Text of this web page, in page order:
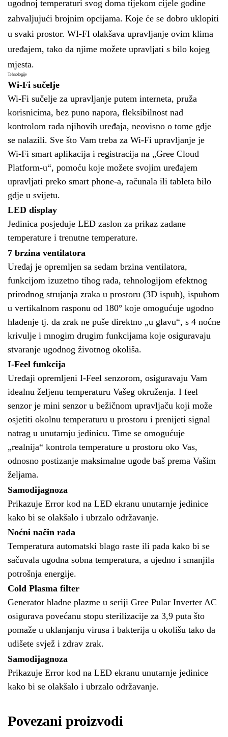
ugodnoj temperaturi svog doma tijekom cijele godine
zahvaljujući brojnim opcijama. Koje će se dobro uklopiti
u svaki prostor. WI-FI olakšava upravljanje ovim klima
uređajem, tako da njime možete upravljati s bilo kojeg
mjesta.
Tehnologije
Wi-Fi sučelje
Wi-Fi sučelje za upravljanje putem interneta, pruža
korisnicima, bez puno napora, fleksibilnost nad
kontrolom rada njihovih uređaja, neovisno o tome gdje
se nalazili. Sve što Vam treba za Wi-Fi upravljanje je
Wi-Fi smart aplikacija i registracija na „Gree Cloud
Platform-u“, pomoću koje možete svojim uređajem
upravljati preko smart phone-a, računala ili tableta bilo
gdje u svijetu.
LED display
Jedinica posjeduje LED zaslon za prikaz zadane
temperature i trenutne temperature.
7 brzina ventilatora
Uređaj je opremljen sa sedam brzina ventilatora,
funkcijom izuzetno tihog rada, tehnologijom efektnog
prirodnog strujanja zraka u prostoru (3D ispuh), ispuhom
u vertikalnom rasponu od 180° koje omogućuje ugodno
hlađenje tj. da zrak ne puše direktno „u glavu“, s 4 noćne
krivulje i mnogim drugim funkcijama koje osiguravaju
stvaranje ugodnog životnog okoliša.
I-Feel funkcija
Uređaji opremljeni I-Feel senzorom, osiguravaju Vam
idealnu željenu temperaturu Vašeg okruženja. I feel
senzor je mini senzor u bežičnom upravljaču koji može
osjetiti okolnu temperaturu u prostoru i prenijeti signal
natrag u unutarnju jedinicu. Time se omogućuje
„realnija“ kontrola temperature u prostoru oko Vas,
odnosno postizanje maksimalne ugode baš prema Vašim
željama.
Samodijagnoza
Prikazuje Error kod na LED ekranu unutarnje jedinice
kako bi se olakšalo i ubrzalo održavanje.
Noćni način rada
Temperatura automatski blago raste ili pada kako bi se
sačuvala ugodna sobna temperatura, a ujedno i smanjila
potrošnja energije.
Cold Plasma filter
Generator hladne plazme u seriji Gree Pular Inverter AC
osigurava povećanu stopu sterilizacije za 3,9 puta što
pomaže u uklanjanju virusa i bakterija u okolišu tako da
udišete svjež i zdrav zrak.
Samodijagnoza
Prikazuje Error kod na LED ekranu unutarnje jedinice
kako bi se olakšalo i ubrzalo održavanje.
Povezani proizvodi